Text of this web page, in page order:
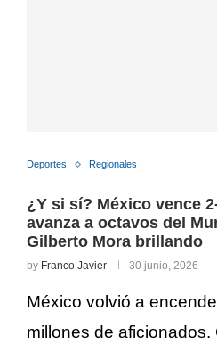
Deportes Regionales
¿Y si sí? México vence
avanza a octavos del
Gilberto Mora brillando
by Franco Javier 30 junio, 2026
México volvió a
millones de aficionados.